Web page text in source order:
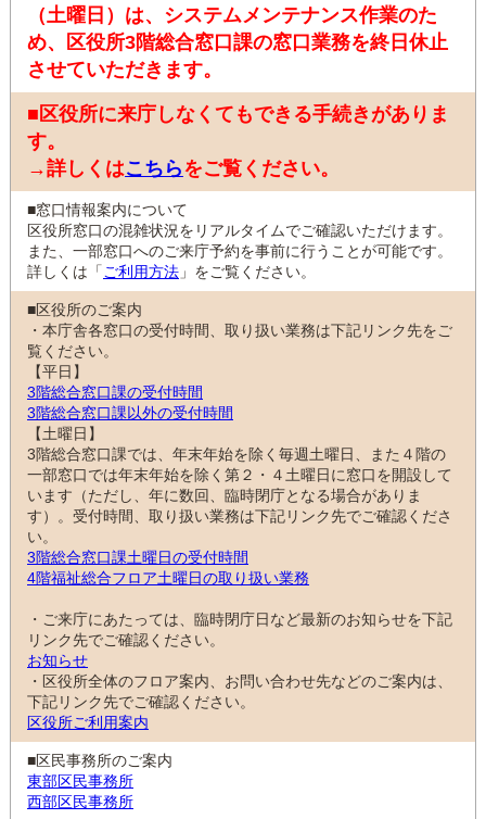
（土曜日）は、システムメンテナンス作業のた
め、区役所3階総合窓口課の窓口業務を終日休止
させていただきます。
■区役所に来庁しなくてもできる手続きがありま
す。
→詳しくはこちらをご覧ください。
■窓口情報案内について
区役所窓口の混雑状況をリアルタイムでご確認いただけます。
また、一部窓口へのご来庁予約を事前に行うことが可能です。
詳しくは「 ご利用方法 」をご覧ください。
■区役所のご案内
・本庁舎各窓口の受付時間、取り扱い業務は下記リンク先をご
覧ください。
【平日】
3階総合窓口課の受付時間
3階総合窓口課以外の受付時間
【土曜日】
3階総合窓口課では、年末年始を除く毎週土曜日、また４階の
一部窓口では年末年始を除く第２・４土曜日に窓口を開設して
います（ただし、年に数回、臨時閉庁となる場合がありま
す）。受付時間、取り扱い業務は下記リンク先でご確認くださ
い。
3階総合窓口課土曜日の受付時間
4階福祉総合フロア土曜日の取り扱い業務
・ご来庁にあたっては、臨時閉庁日など最新のお知らせを下記
リンク先でご確認ください。
お知らせ
・区役所全体のフロア案内、お問い合わせ先などのご案内は、
下記リンク先でご確認ください。
区役所ご利用案内
■区民事務所のご案内
東部区民事務所
西部区民事務所